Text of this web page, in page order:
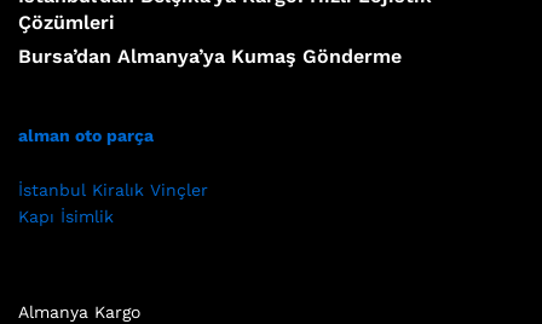
Çözümleri
Bursa’dan Almanya’ya Kumaş Gönderme
alman oto parça
İstanbul Kiralık Vinçler
Kapı İsimlik
Almanya Kargo